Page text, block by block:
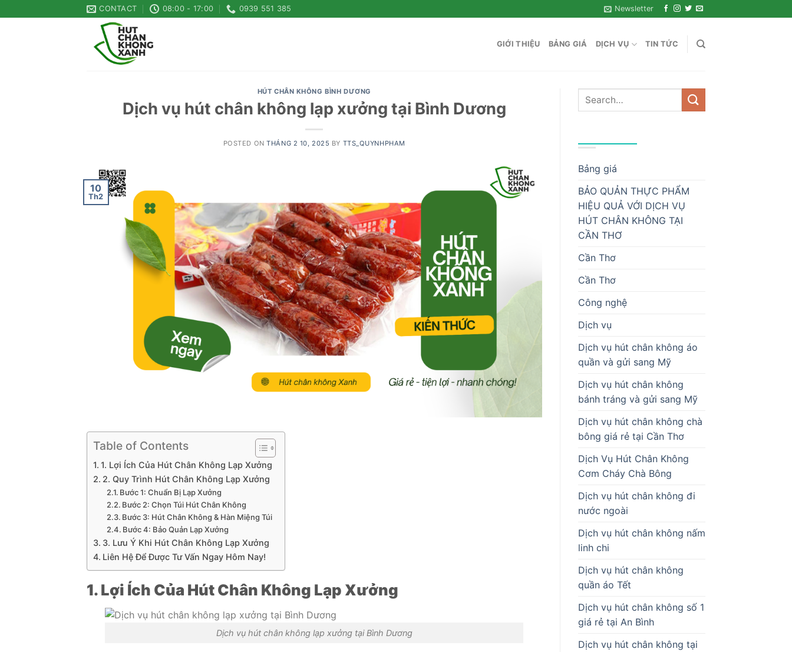
to
CONTACT 08:00 - 17:00 0939 551 385 Newsletter
GIỚI THIỆU BẢNG GIÁ DỊCH VỤ TIN TỨC
HÚT CHÂN KHÔNG BÌNH DƯƠNG
Dịch vụ hút chân không lạp xưởng tại Bình Dương
POSTED ONTHÁNG 2 10, 2025 BY TTS_QUYNHPHAM
10
Th2
Table of Contents
1. Lợi Ích Của Hút Chân Không Lạp Xưởng
2. Quy Trình Hút Chân Không Lạp Xưởng
Bước 1: Chuẩn Bị Lạp Xưởng
Bước 2: Chọn Túi Hút Chân Không
Bước 3: Hút Chân Không & Hàn Miệng Túi
Bước 4: Bảo Quản Lạp Xưởng
3. Lưu Ý Khi Hút Chân Không Lạp Xưởng
Liên Hệ Để Được Tư Vấn Ngay Hôm Nay!
1. Lợi Ích Của Hút Chân Không Lạp Xưởng
Dịch vụ hút chân không lạp xưởng tại Bình Dương
Bảng giá
BẢO QUẢN THỰC PHẨM
HIỆU QUẢ VỚI DỊCH VỤ
HÚT CHÂN KHÔNG TẠI
CẦN THƠ
Cần Thơ
Cần Thơ
Công nghệ
Dịch vụ
Dịch vụ hút chân không áo
quần và gửi sang Mỹ
Dịch vụ hút chân không
bánh tráng và gửi sang Mỹ
Dịch vụ hút chân không chà
bông giá rẻ tại Cần Thơ
Dịch Vụ Hút Chân Không
Cơm Cháy Chà Bông
Dịch vụ hút chân không đi
nước ngoài
Dịch vụ hút chân không nấm
linh chi
Dịch vụ hút chân không
quần áo Tết
Dịch vụ hút chân không số 1
giá rẻ tại An Bình
Dịch vụ hút chân không tại